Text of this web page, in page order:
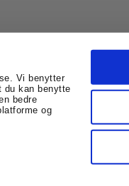
Vi benytter
du kan benytte
bedre
og